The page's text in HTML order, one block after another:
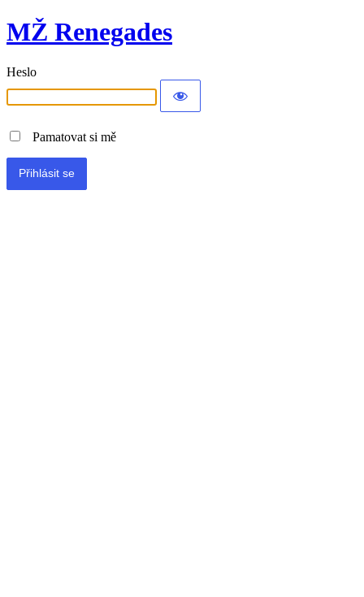
MŽ Renegades
Heslo
Pamatovat si mě